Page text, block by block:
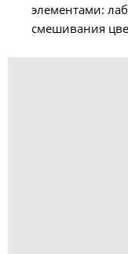
элементами:
смешивания